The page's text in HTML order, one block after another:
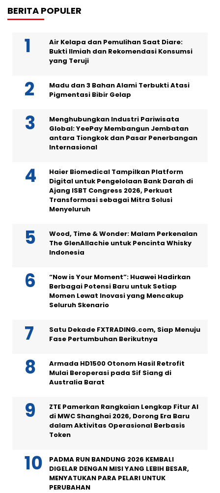
BERITA POPULER
Air Kelapa dan Pemulihan Saat Diare:
Bukti Ilmiah dan Rekomendasi Konsumsi
yang Teruji
Madu dan 3 Bahan Alami Terbukti Atasi
Pigmentasi Bibir Gelap
Menghubungkan Industri Pariwisata
Global: YeePay Membangun Jembatan
antara Tiongkok dan Pasar Penerbangan
Internasional
Haier Biomedical Tampilkan Platform
Digital untuk Pengelolaan Bank Darah di
Ajang ISBT Congress 2026, Perkuat
Transformasi sebagai Mitra Solusi
Menyeluruh
Wood, Time & Wonder: Malam Perkenalan
The GlenAllachie untuk Pencinta Whisky
Indonesia
“Now is Your Moment”: Huawei Hadirkan
Berbagai Potensi Baru untuk Setiap
Momen Lewat Inovasi yang Mencakup
Seluruh Skenario
Satu Dekade FXTRADING.com, Siap Menuju
Fase Pertumbuhan Berikutnya
Armada HD1500 Otonom Hasil Retrofit
Mulai Beroperasi pada Sif Siang di
Australia Barat
ZTE Pamerkan Rangkaian Lengkap Fitur AI
di MWC Shanghai 2026, Dorong Era Baru
dalam Aktivitas Operasional Berbasis
Token
PADMA RUN BANDUNG 2026 KEMBALI
DIGELAR DENGAN MISI YANG LEBIH BESAR,
MENYATUKAN PARA PELARI UNTUK
PERUBAHAN